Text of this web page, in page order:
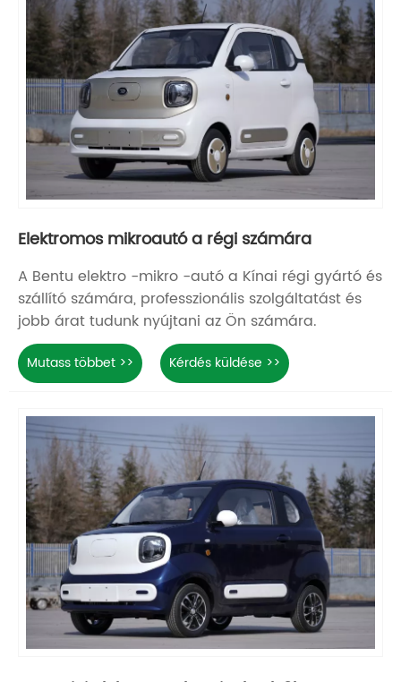
Elektromos mikroautó a régi számára
A Bentu elektro -mikro -autó a Kínai régi gyártó és
szállító számára, professzionális szolgáltatást és
jobb árat tudunk nyújtani az Ön számára.
Mutass többet >> Kérdés küldése >>